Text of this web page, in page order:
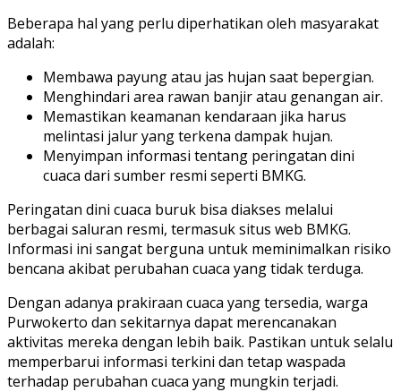
Beberapa hal yang perlu diperhatikan oleh masyarakat
adalah:
Membawa payung atau jas hujan saat bepergian.
Menghindari area rawan banjir atau genangan air.
Memastikan keamanan kendaraan jika harus
melintasi jalur yang terkena dampak hujan.
Menyimpan informasi tentang peringatan dini
cuaca dari sumber resmi seperti BMKG.
Peringatan dini cuaca buruk bisa diakses melalui
berbagai saluran resmi, termasuk situs web BMKG.
Informasi ini sangat berguna untuk meminimalkan risiko
bencana akibat perubahan cuaca yang tidak terduga.
Dengan adanya prakiraan cuaca yang tersedia, warga
Purwokerto dan sekitarnya dapat merencanakan
aktivitas mereka dengan lebih baik. Pastikan untuk selalu
memperbarui informasi terkini dan tetap waspada
terhadap perubahan cuaca yang mungkin terjadi.